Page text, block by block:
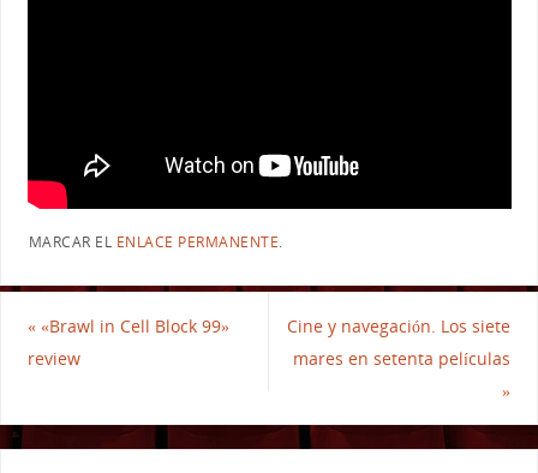
MARCAR EL ENLACE PERMANENTE.
««Brawl in Cell Block 99»
review
Cine y navegación. Los siete
mares en setenta películas
»